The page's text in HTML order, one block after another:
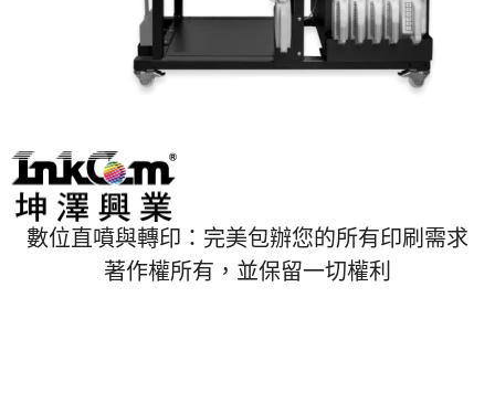
數位直噴與轉印：完美包辦您的所有印刷需求
著作權所有，並保留一切權利